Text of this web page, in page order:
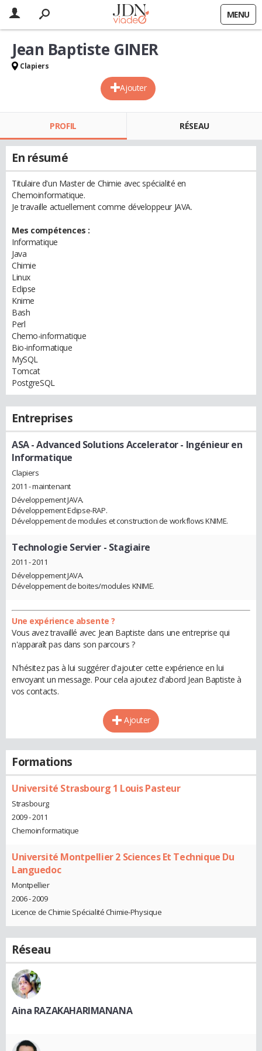
MENU
Ajouter
Jean Baptiste GINER
Clapiers
PROFIL RÉSEAU
En résumé
Titulaire d'un Master de Chimie avec spécialité en
Chemoinformatique.
Je travaille actuellement comme développeur JAVA.
Mes compétences :
Informatique
Java
Chimie
Linux
Eclipse
Knime
Bash
Perl
Chemo-informatique
Bio-informatique
MySQL
Tomcat
PostgreSQL
Entreprises
ASA - Advanced Solutions Accelerator- Ingénieur en
Informatique
Clapiers
2011 - maintenant
Développement JAVA.
Développement Eclipse-RAP.
Développement de modules et construction de workflows KNIME.
Technologie Servier - Stagiaire
2011 - 2011
Développement JAVA.
Développement de boites/modules KNIME.
Une expérience absente ?
Vous avez travaillé avec Jean Baptiste dans une entreprise qui
n'apparaît pas dans son parcours ?
N'hésitez pas à lui suggérer d'ajouter cette expérience en lui
envoyant un message. Pour cela ajoutez d'abord Jean Baptiste à
vos contacts.
Ajouter
Formations
Université Strasbourg 1 Louis Pasteur
Strasbourg
2009 - 2011
Chemoinformatique
Université Montpellier 2 Sciences Et Technique Du
Languedoc
Montpellier
2006 - 2009
Licence de Chimie Spécialité Chimie-Physique
Réseau
Aina RAZAKAHARIMANANA